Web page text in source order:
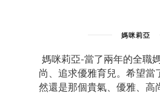
媽咪莉亞
媽咪莉亞-當了兩年的全職
尚、追求優雅育兒。希望當
然還是那個貴氣、優雅、高